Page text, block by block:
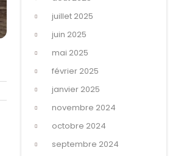
juillet 2025
juin 2025
mai 2025
février 2025
janvier 2025
novembre 2024
octobre 2024
septembre 2024